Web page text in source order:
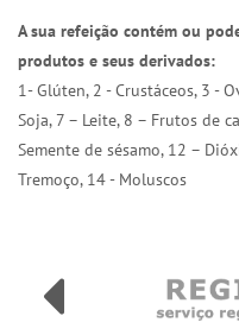
A sua refeição contém ou
produtos e seus derivados:
1- Glúten, 2 - Crustáceos, 3 -
Soja, 7 – Leite, 8 – Frutos de
Semente de sésamo, 12 –
Tremoço, 14 - Moluscos